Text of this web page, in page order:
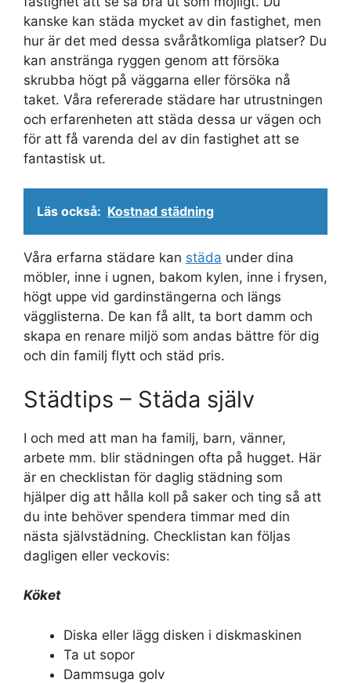
kanske kan städa mycket av din fastighet, men
hur är det med dessa svåråtkomliga platser? Du
kan anstränga ryggen genom att försöka
skrubba högt på väggarna eller försöka nå
taket. Våra refererade städare har utrustningen
och erfarenheten att städa dessa ur vägen och
för att få varenda del av din fastighet att se
fantastisk ut.
Läs också: Kostnad städning
Våra erfarna städare kan städa under dina
möbler, inne i ugnen, bakom kylen, inne i frysen,
högt uppe vid gardinstängerna och längs
vägglisterna. De kan få allt, ta bort damm och
skapa en renare miljö som andas bättre för dig
och din familj flytt och städ pris.
Städtips – Städa själv
I och med att man ha familj, barn, vänner,
arbete mm. blir städningen ofta på hugget. Här
är en checklistan för daglig städning som
hjälper dig att hålla koll på saker och ting så att
du inte behöver spendera timmar med din
nästa självstädning. Checklistan kan följas
dagligen eller veckovis:
Köket
Diska eller lägg disken i diskmaskinen
Ta ut sopor
Dammsuga golv